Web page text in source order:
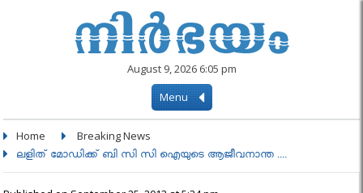
August 9, 2026 6:05 pm
Menu
Home Breaking News
ലളിത് മോഡിക്ക് ബി സി സി ഐയുടെ ആജീവനാന്ത ....